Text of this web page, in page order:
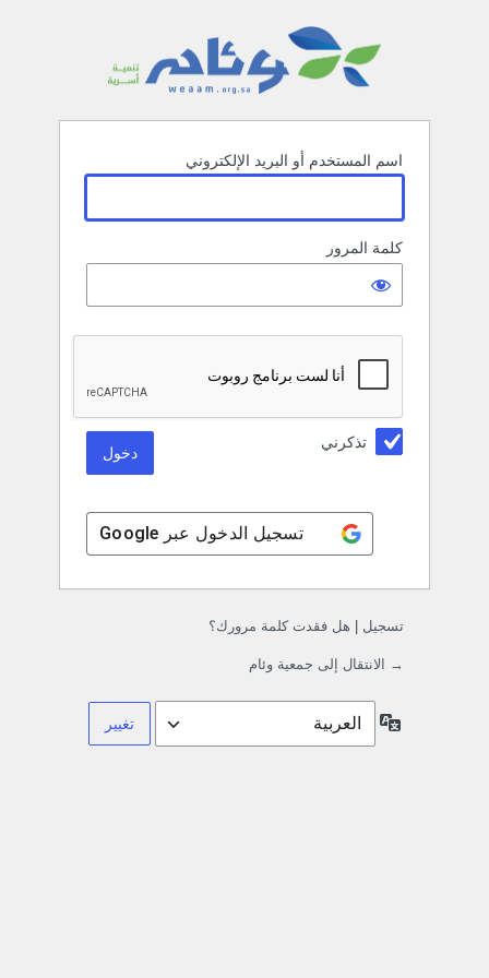
اسم المستخدم أو البريد الإلكتروني
كلمة المرور
تذكرني
تسجيل الدخول عبر Google
تسجيل هل فقدت كلمة مرورك؟
→ الانتقال إلى جمعية وئام
اللغة